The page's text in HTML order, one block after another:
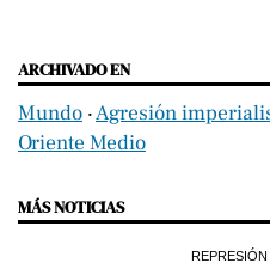
ARCHIVADO EN
Mundo ‧Agresión
Oriente Medio
MÁS NOTICIAS
REPRESIÓN